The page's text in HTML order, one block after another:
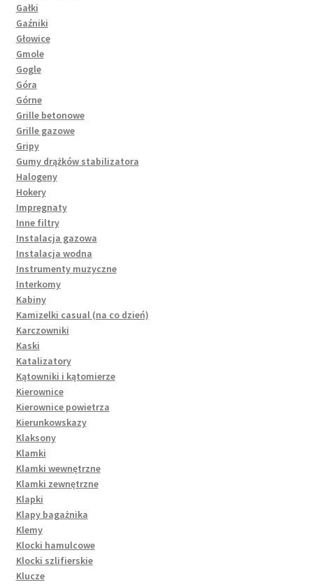
Gałki
Gaźniki
Głowice
Gmole
Gogle
Góra
Górne
Grille betonowe
Grille gazowe
Gripy
Gumy drążków stabilizatora
Halogeny
Hokery
Impregnaty
Inne filtry
Instalacja gazowa
Instalacja wodna
Instrumenty muzyczne
Interkomy
Kabiny
Kamizelki casual (na co dzień)
Karczowniki
Kaski
Katalizatory
Kątowniki i kątomierze
Kierownice
Kierownice powietrza
Kierunkowskazy
Klaksony
Klamki
Klamki wewnętrzne
Klamki zewnętrzne
Klapki
Klapy bagażnika
Klemy
Klocki hamulcowe
Klocki szlifierskie
Klucze